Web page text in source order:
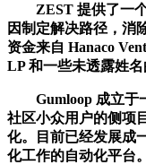
ZEST 提供了一个
因制定解决路径，消
资金来自 Hanaco
LP 和一些未透露姓名
Gumloop 成立于一
社区小众用户的侧项
化。目前已经发展成
化工作的自动化平台